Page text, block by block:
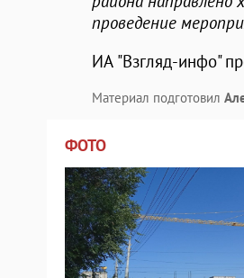
проведение
ИА "Взгляд-инфо"
Материал подготовил
ФОТО